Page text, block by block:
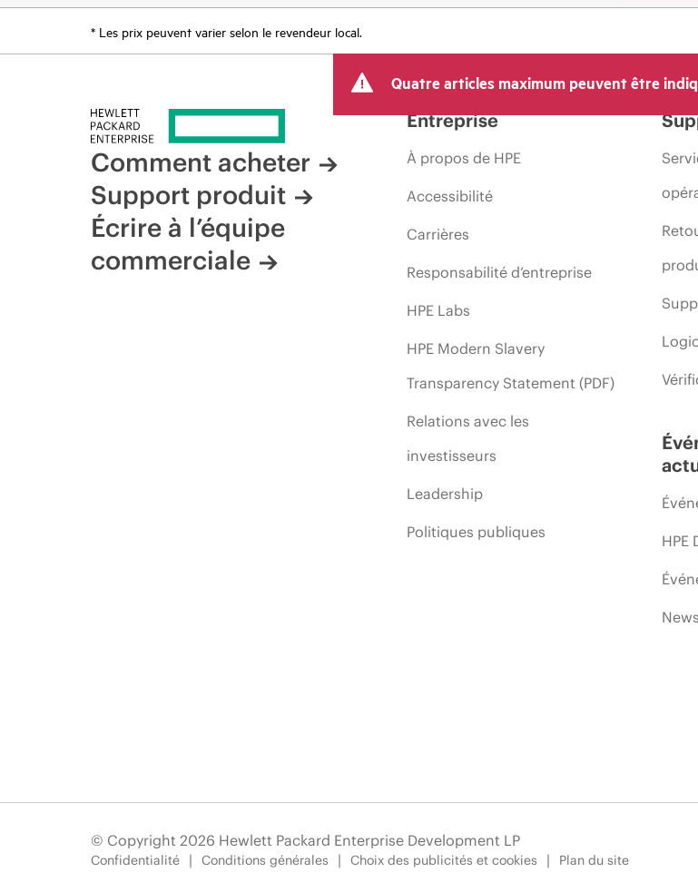
* Les prix peuvent varier selon le revendeur local.
Quatre articles maximum peuvent être
Comment acheter
Support produit
Écrire à l’équipe
commerciale
Entreprise
À propos de HPE
Accessibilité
Carrières
Responsabilité d’entreprise
HPE Labs
HPE Modern Slavery
Transparency Statement (PDF)
Relations avec les
investisseurs
Leadership
Politiques publiques HPE
© Copyright 2026 Hewlett Packard Enterprise Development LP
Confidentialité Conditions générales Choix des publicités et cookies Plan du site